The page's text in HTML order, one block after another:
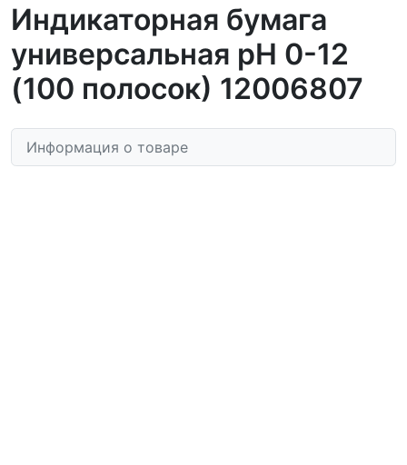
Индикаторная бумага
универсальная pH 0-12
(100 полосок) 12006807
Информация о товаре